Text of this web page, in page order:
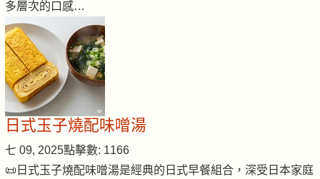
多層次的口感…
日式玉子燒配味噌湯
七 09, 2025點擊數: 1166
📜日式玉子燒配味噌湯是經典的日式早餐組合，深受日本家庭